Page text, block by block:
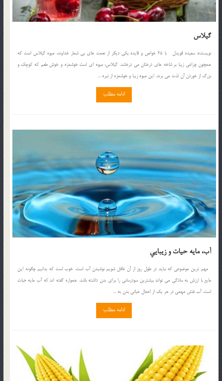
گيلاس
نويسنده: سعيده قويدل با 25 خواص و فايده يكي ديگر از نعمت هاي بي شمار خداوند، ميوه گيلاس است كه
همچون چراغي زيبا بر شاخه هاي درختان مي درخشد. گيلاس، ميوه اي است خوشمزه و خوش طعم كه كوچك و
بزرگ از خوردن آن لذت مي برند. اين ميوه زيبا و خوشمزه از تيره ...
ادامه مطلب
آب، مايه حيات و زيبايي
مهم ترين موضوعي كه نبايد در طول روز از آن غافل شويم نوشيدن آب است. خوب است كه بدانيم چگونه اين
مايع با ارزش به سادگي مي تواند بيشترين سودرساني را براي بدن داشته باشد. همواره گفته اند كه آب مايه حيات
است. آب نقش مهمي در هر يك از اعمال حياتي بدن به ...
ادامه مطلب